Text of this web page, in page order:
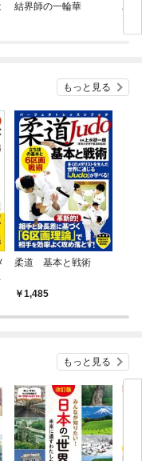
結界師の一輪華
バ
今
もっと見る
柔道 基本と戦術
1,485
もっと見る